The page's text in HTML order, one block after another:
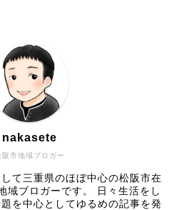
阪市地域ブロガー
nakasete
て三重県のほぼ中心の松阪市在
域ブロガーです。 日々生活をし
を中心としてゆるめの記事を発